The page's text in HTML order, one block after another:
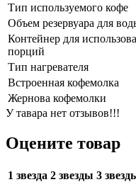
Тип используемого кофе
Объем резервуара для
Контейнер для
порций
Тип нагревателя
Встроенная кофемолка
Жернова кофемолки
У тавара нет отзывов!!!
Оцените товар
1 звезда 2 звезды 3